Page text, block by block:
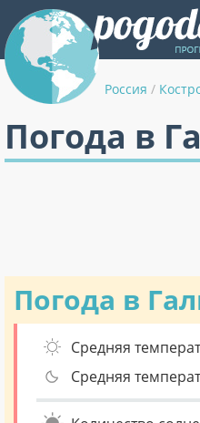
Россия /
Погода в
Погода в
Средняя
Средняя